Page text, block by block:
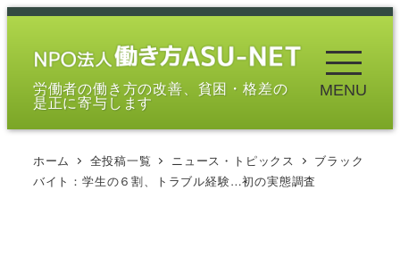
メ
労働者の働き方の改善、貧困・格差の
是正に寄与します
MENU
ホーム 全投稿一覧 ニュース・トピックス
ブラック
バイト：学生の６割、トラブル経験…初の実態調査